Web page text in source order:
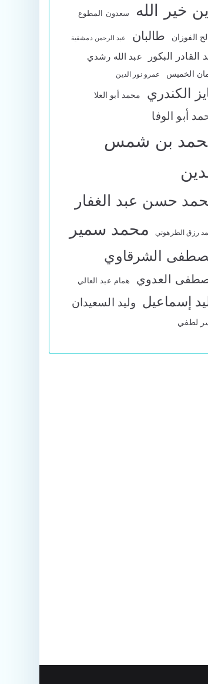
خير الله سعدون المطوع
الفوزان طالبان عبد الرحمن دمشقية
القادر البكور عبد الله رشدي
الخميس عمرو نور الدين
الكندري محمد أبو العلا
أبو الوفا
بن شمس
حسن عبد الغفار
رزق الطرهوني محمد سمير
الشرقاوي
العدوي همام عبد العالي
إسماعيل وليد السعيدان
لطفي